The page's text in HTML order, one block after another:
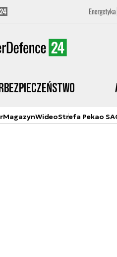
WideoStrefa Pekao SA